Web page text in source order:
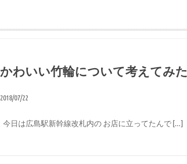
かわいい竹輪について考えてみた
2018/07/22
今日は広島駅新幹線改札内の お店に立ってたんで […]